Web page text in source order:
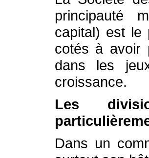
principauté
capital) est le
cotés à avoir
dans les
croissance.
Les
Dans un